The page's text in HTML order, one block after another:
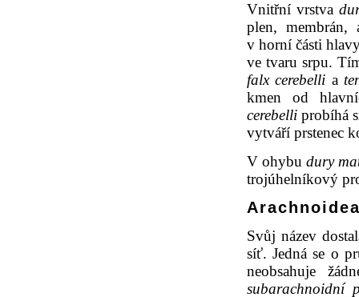
Vnitřní vrstva
plen,
v horní části
ve tvaru srpu.
falx cerebelli a
kmen od
cerebelliprobíhá
vytváří prstenec
V ohybu dury
trojúhelníkový
Svůj název
síť. Jedná se o
neobsahuje
subarachnoidní